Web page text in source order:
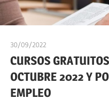
30/09/2022
CURSOS
OCTUBRE 2022 Y
EMPLEO